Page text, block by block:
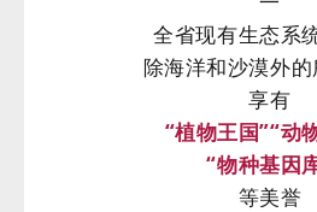
全省现有生态系
除海洋和沙漠外
享有
“植物王国”“动
“物种基因
等美誉